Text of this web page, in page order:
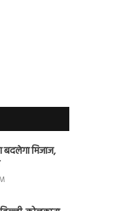
बदलेगा मिजाज,